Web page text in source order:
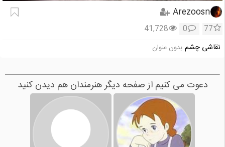
Arezoosn
77
0
41,728
نقاشی چشم بدون عنوان
دعوت می کنیم از صفحه دیگر هنرمندان هم دیدن کنید